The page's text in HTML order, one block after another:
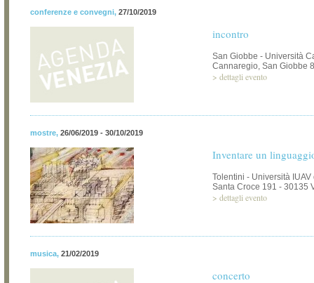
conferenze e convegni, 27/10/2019
incontro
San Giobbe - Università
Cannaregio, San Giobbe
> dettagli evento
mostre, 26/06/2019 - 30/10/2019
Inventare un
Tolentini - Università IUAV
Santa Croce 191 - 30135
> dettagli evento
musica, 21/02/2019
concerto